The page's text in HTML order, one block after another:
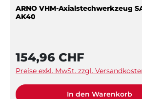
ARNO VHM-Axialstechwerkzeug
AK40
154,96 CHF
Preise exkl. MwSt. zzgl.
In den Warenkorb